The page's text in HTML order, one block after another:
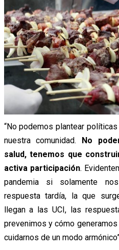
“No podemos plantear
nuestra comunidad. No
salud, tenemos que
activa participación.
pandemia si solamente
respuesta tardía, la que
llegan a las UCI, las
prevenimos y cómo
cuidarnos de un modo